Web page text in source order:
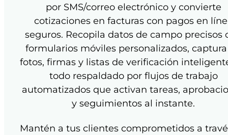
por SMS/correo electrónico y convierte
cotizaciones en facturas con pagos en
seguros. Recopila datos de campo precisos
formularios móviles personalizados,
fotos, firmas y listas de verificación
todo respaldado por flujos de trabajo
automatizados que activan tareas,
y seguimientos al instante.
Mantén a tus clientes comprometidos a